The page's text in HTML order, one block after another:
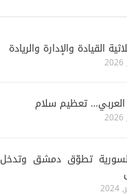
القيادة والإدارة والريادة
العربي… تعظيم سلام
تطوّق دمشق وتدخل